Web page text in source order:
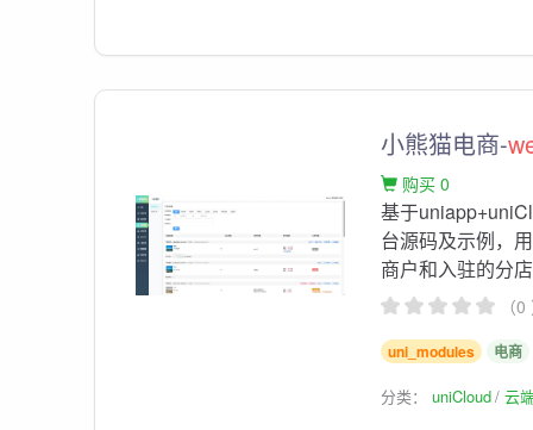
小熊猫电商-
购买 0
基于
台源码及示例，
商户和入驻的分
（
uni_modules 电商
分类：uniCloud 云